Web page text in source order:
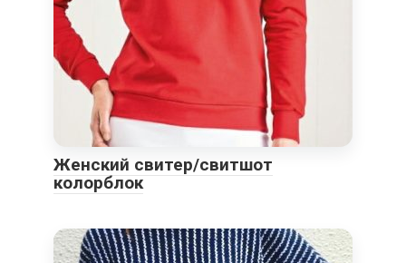
Женский свитер/свитшот
колорблок